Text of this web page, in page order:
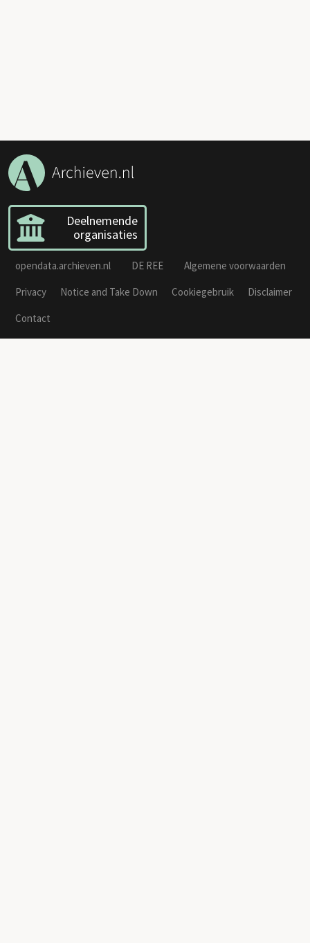
Deelnemende
organisaties
opendata.archieven.nl DE REE
Algemene voorwaarden
Privacy
Notice and Take Down Cookiegebruik
Disclaimer
Contact